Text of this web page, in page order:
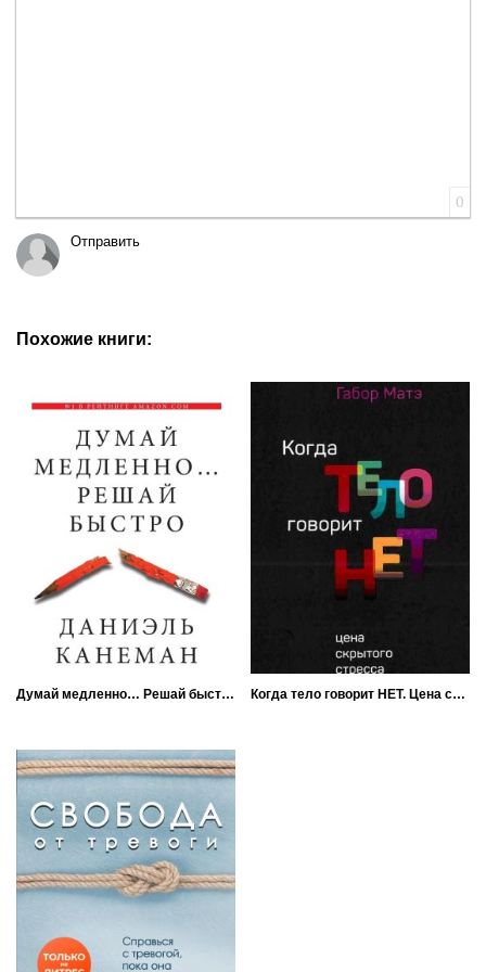
0
Отправить
Похожие книги:
Думай медленно… Решай быстро Когда тело говорит НЕТ. Цена скрытого стресса